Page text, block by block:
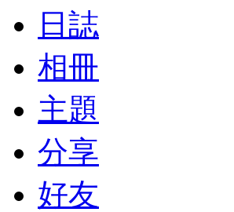
日誌
相冊
主題
分享
好友